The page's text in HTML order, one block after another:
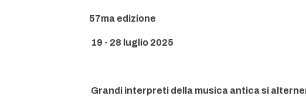
57ma edizione
19 - 28 luglio 2025
Grandi interpreti della musica anticasi